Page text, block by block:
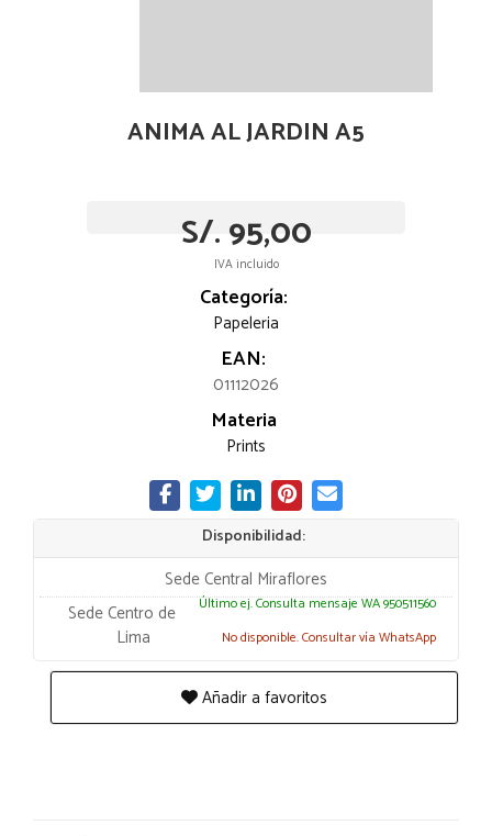
ANIMA AL JARDIN A5
S/. 95,00
IVA incluido
Categoría:
Papeleria
EAN:
01112026
Materia
Prints
Disponibilidad:
Sede Central Miraflores
Último ej. Consulta mensaje WA 950511560
Sede Centro de
Lima
No disponible. Consultar vía WhatsApp
Añadir a favoritos